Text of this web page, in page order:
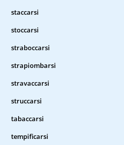
staccarsi
stoccarsi
straboccarsi
strapiombarsi
stravaccarsi
struccarsi
tabaccarsi
tempificarsi